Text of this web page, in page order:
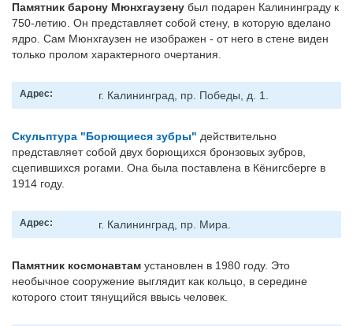
Памятник барону Мюнхгаузену был подарен Калининграду к
750-летию. Он представляет собой стену, в которую вделано
ядро. Сам Мюнхгаузен не изображен - от него в стене виден
только пролом характерного очертания.
Адрес: г. Калининград, пр. Победы, д. 1.
Скульптура "Борющиеся зубры" действительно
представляет собой двух борющихся бронзовых зубров,
сцепившихся рогами. Она была поставлена в Кёнигсберге в
1914 году.
Адрес: г. Калининград, пр. Мира.
Памятник космонавтам установлен в 1980 году. Это
необычное сооружение выглядит как кольцо, в середине
которого стоит тянущийся ввысь человек.